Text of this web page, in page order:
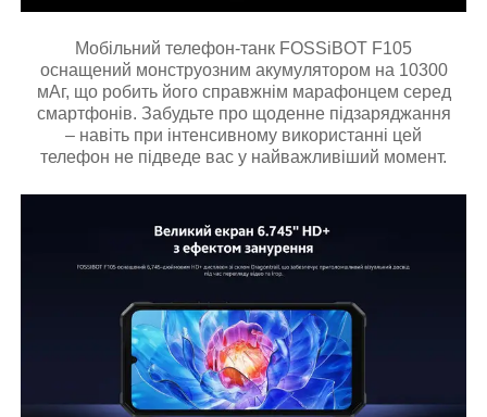
Мобільний телефон-танк FOSSiBOT F105
оснащений монструозним акумулятором на 10300
мАг, що робить його справжнім марафонцем серед
смартфонів. Забудьте про щоденне підзаряджання
– навіть при інтенсивному використанні цей
телефон не підведе вас у найважливіший момент.